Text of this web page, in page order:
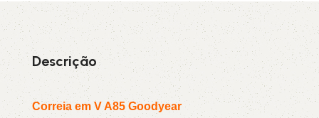
Descrição
Correia em V A85 Goodyear